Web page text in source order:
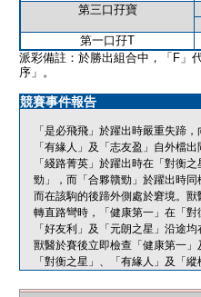
第三口孖寶
第一口孖T
派彩備註：於勝出組合中，「F」
序」。
競賽事件報告
「是必飛飛」於躍出時嚴重失蹄
「有緣人」及「志友盈」自外檔
「綫路菁英」於躍出時在「對衡
勁」，而「合夥贛勁」於躍出時
而在該駒的後蹄外側處於窘境。
轉直路彎時，「健康第一」在「對
「好友利」及「元朗之星」沿途均
獸醫於賽後立即檢查「健康第一
「對衡之星」、「有緣人」及「